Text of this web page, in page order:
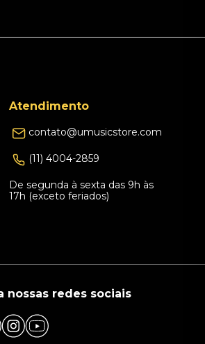
Atendimento
contato@umusicstore.com
(11) 4004-2859
De segunda à sexta das 9h às
17h (exceto feriados)
nossas redes sociais